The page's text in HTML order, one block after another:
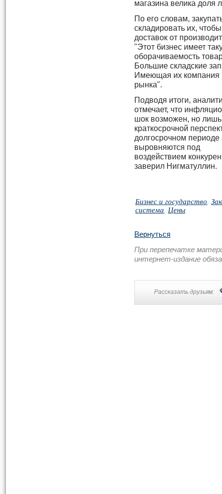
магазина велика доля
По его словам,
складировать их,
доставок от
"Этот бизнес имеет
оборачиваемость
Большие складские
Имеющая их компания
рынка".
Подводя итоги,
отмечает, что
шок возможен, но
краткосрочной
долгосрочном
выровняются под
воздействием
заверил Нигматуллин.
Бизнес и государство,
система, Цены
Вернуться
При перепечатке
интернет-издание
Рассказать друзьям: